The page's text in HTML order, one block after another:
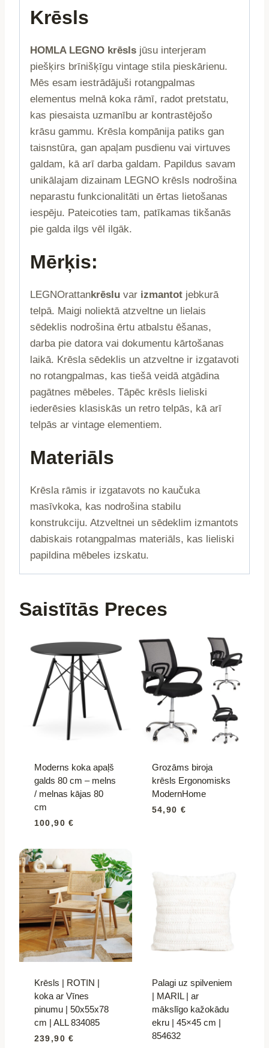
Krēsls
HOMLA LEGNO krēsls jūsu interjeram
piešķirs brīnišķīgu vintage stila pieskārienu.
Mēs esam iestrādājuši rotangpalmas
elementus melnā koka rāmī, radot pretstatu,
kas piesaista uzmanību ar kontrastējošo
krāsu gammu. Krēsla kompānija patiks gan
taisnstūra, gan apaļam pusdienu vai virtuves
galdam, kā arī darba galdam. Papildus savam
unikālajam dizainam LEGNO krēsls nodrošina
neparastu funkcionalitāti un ērtas lietošanas
iespēju. Pateicoties tam, patīkamas tikšanās
pie galda ilgs vēl ilgāk.
Mērķis:
LEGNOrattankrēslu var izmantot jebkurā
telpā. Maigi noliektā atzveltne un lielais
sēdeklis nodrošina ērtu atbalstu ēšanas,
darba pie datora vai dokumentu kārtošanas
laikā. Krēsla sēdeklis un atzveltne ir izgatavoti
no rotangpalmas, kas tiešā veidā atgādina
pagātnes mēbeles. Tāpēc krēsls lieliski
iederēsies klasiskās un retro telpās, kā arī
telpās ar vintage elementiem.
Materiāls
Krēsla rāmis ir izgatavots no kaučuka
masīvkoka, kas nodrošina stabilu
konstrukciju. Atzveltnei un sēdeklim izmantots
dabiskais rotangpalmas materiāls, kas lieliski
papildina mēbeles izskatu.
Saistītās Preces
Moderns koka apaļš
galds 80 cm – melns
/ melnas kājas 80
cm
100,90€
Grozāms biroja
krēsls Ergonomisks
ModernHome
54,90 €
Krēsls | ROTIN |
koka ar Vīnes
pinumu | 50x55x78
cm | ALL 834085
239,90€
Palagi uz spilveniem
| MARIL | ar
mākslīgo kažokādu
ekru | 45×45 cm |
854632